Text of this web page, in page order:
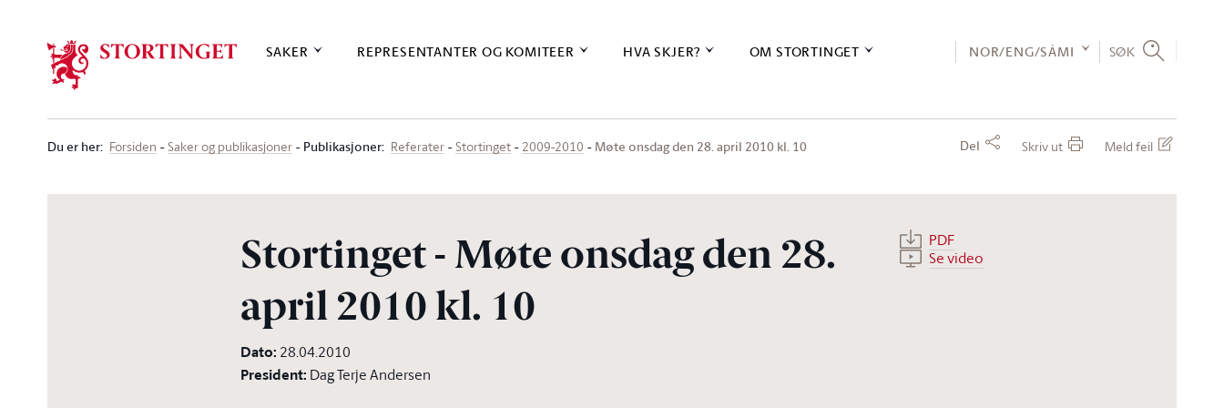
SAKER REPRESENTANTER OG KOMITEER HVA SKJER? OM STORTINGET NOR/ENG/SÁMI SØK
Du er her: Forsiden Saker og publikasjoner Publikasjoner: Referater Stortinget 2009-2010 Møte onsdag den 28. april 2010 kl. 10 Del Skriv ut Meld feil
Stortinget - Møte onsdag den 28.
april 2010 kl. 10
Dato: 28.04.2010
President: Dag Terje Andersen
PDF
Se video